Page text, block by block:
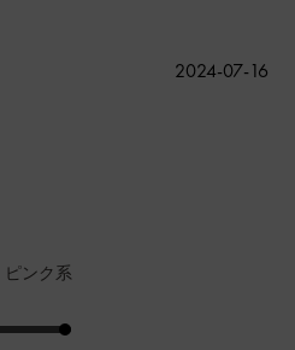
ピンク系
公
2024-07-16